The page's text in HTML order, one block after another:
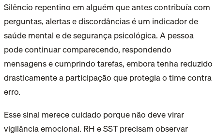
Silêncio repentino em alguém que antes contribuía com
perguntas, alertas e discordâncias é um indicador de
saúde mental e de segurança psicológica. A pessoa
pode continuar comparecendo, respondendo
mensagens e cumprindo tarefas, embora tenha reduzido
drasticamente a participação que protegia o time contra
erro.
Esse sinal merece cuidado porque não deve virar
vigilância emocional. RH e SST precisam observar